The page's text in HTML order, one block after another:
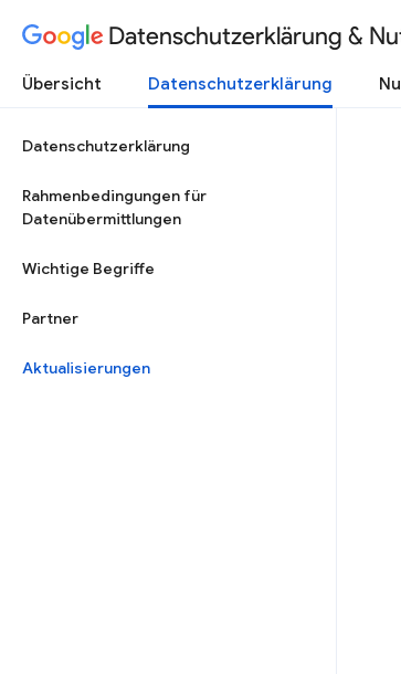
Datenschutzerklärung &
Übersicht Datenschutzerklärung
Datenschutzerklärung
Rahmenbedingungen für
Datenübermittlungen
Wichtige Begriffe
Partner
Aktualisierungen